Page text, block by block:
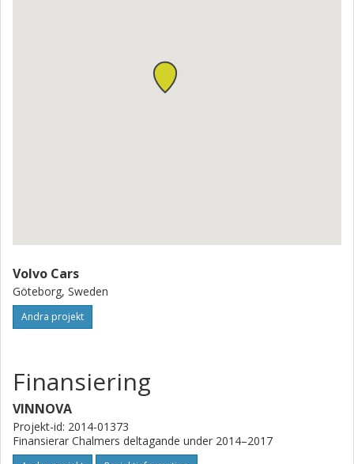
Volvo Cars
Göteborg, Sweden
Andra projekt
Finansiering
VINNOVA
Projekt-id: 2014-01373
Finansierar Chalmers deltagande under 2014–2017